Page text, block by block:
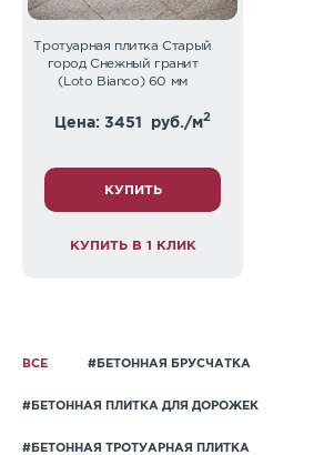
Тротуарная плитка Старый
город Снежный гранит
(Loto Bianco) 60 мм
Цена: 3451 руб./м2
КУПИТЬ
КУПИТЬ В 1 КЛИК
ВСЕ #БЕТОННАЯ БРУСЧАТКА
#БЕТОННАЯ ПЛИТКА ДЛЯ ДОРОЖЕК
#БЕТОННАЯ ТРОТУАРНАЯ ПЛИТКА